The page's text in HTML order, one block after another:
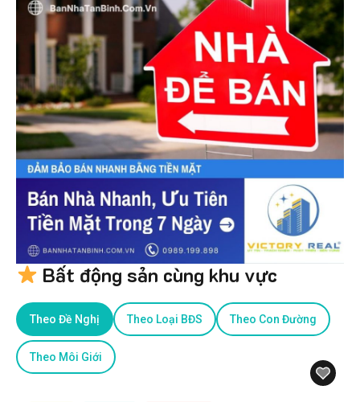
Bất động sản cùng khu vực
Theo Đề Nghị Theo Loại BĐS Theo Con Đường
Theo Môi Giới